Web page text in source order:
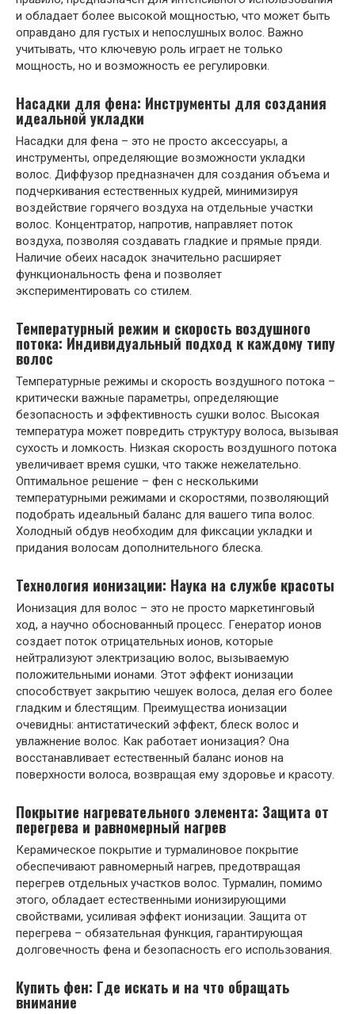
и обладает более высокой мощностью, что может быть
оправдано для густых и непослушных волос. Важно
учитывать, что ключевую роль играет не только
мощность, но и возможность ее регулировки.
Насадки для фена: Инструменты для создания
идеальной укладки
Насадки для фена – это не просто аксессуары, а
инструменты, определяющие возможности укладки
волос. Диффузор предназначен для создания объема и
подчеркивания естественных кудрей, минимизируя
воздействие горячего воздуха на отдельные участки
волос. Концентратор, напротив, направляет поток
воздуха, позволяя создавать гладкие и прямые пряди.
Наличие обеих насадок значительно расширяет
функциональность фена и позволяет
экспериментировать со стилем.
Температурный режим и скорость воздушного
потока: Индивидуальный подход к каждому типу
волос
Температурные режимы и скорость воздушного потока –
критически важные параметры, определяющие
безопасность и эффективность сушки волос. Высокая
температура может повредить структуру волоса, вызывая
сухость и ломкость. Низкая скорость воздушного потока
увеличивает время сушки, что также нежелательно.
Оптимальное решение – фен с несколькими
температурными режимами и скоростями, позволяющий
подобрать идеальный баланс для вашего типа волос.
Холодный обдув необходим для фиксации укладки и
придания волосам дополнительного блеска.
Технология ионизации: Наука на службе красоты
Ионизация для волос – это не просто маркетинговый
ход, а научно обоснованный процесс. Генератор ионов
создает поток отрицательных ионов, которые
нейтрализуют электризацию волос, вызываемую
положительными ионами. Этот эффект ионизации
способствует закрытию чешуек волоса, делая его более
гладким и блестящим. Преимущества ионизации
очевидны: антистатический эффект, блеск волос и
увлажнение волос. Как работает ионизация? Она
восстанавливает естественный баланс ионов на
поверхности волоса, возвращая ему здоровье и красоту.
Покрытие нагревательного элемента: Защита от
перегрева и равномерный нагрев
Керамическое покрытие и турмалиновое покрытие
обеспечивают равномерный нагрев, предотвращая
перегрев отдельных участков волос. Турмалин, помимо
этого, обладает естественными ионизирующими
свойствами, усиливая эффект ионизации. Защита от
перегрева – обязательная функция, гарантирующая
долговечность фена и безопасность его использования.
Купить фен: Где искать и на что обращать
внимание